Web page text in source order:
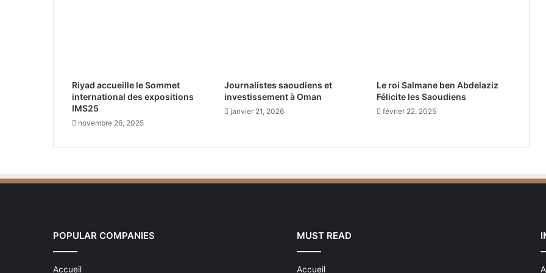
s
p
a
y
d
G
m
a
t
p
e
u
a
o
n
d
Riyad accueille le Sommet
international des expositions
IMS25
novembre 26, 2025
Journalistes saoudiens et
investissement à Oman
janvier 21, 2026
Le roi Salmane ben Abdelaziz
Félicite les Saoudiens
février 22, 2025
POPULAR COMPANIES
Accueil
MUST READ
Accueil